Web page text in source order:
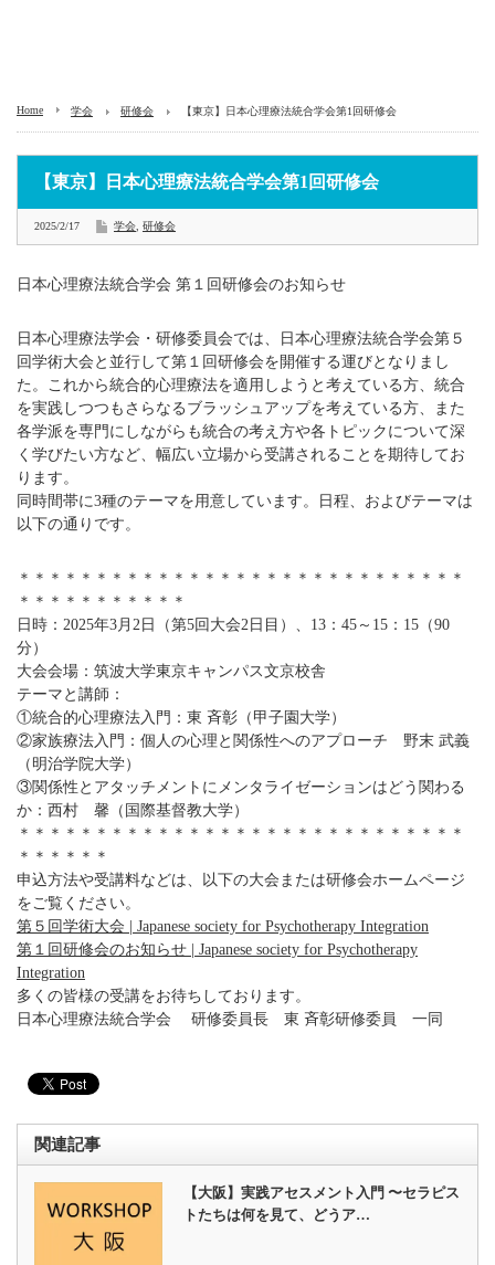
Home 学会 研修会 【東京】日本心理療法統合学会第1回研修会
【東京】日本心理療法統合学会第1回研修会
2025/2/17 学会 研修会
日本心理療法統合学会 第１回研修会のお知らせ
日本心理療法学会・研修委員会では、日本心理療法統合学会第５
回学術大会と並行して第１回研修会を開催する運びとなりまし
た。これから統合的心理療法を適用しようと考えている方、統合
を実践しつつもさらなるブラッシュアップを考えている方、また
各学派を専門にしながらも統合の考え方や各トピックについて深
く学びたい方など、幅広い立場から受講されることを期待してお
ります。
同時間帯に3種のテーマを用意しています。日程、およびテーマは
以下の通りです。
＊＊＊＊＊＊＊＊＊＊＊＊＊＊＊＊＊＊＊＊＊＊＊＊＊＊＊＊＊
＊＊＊＊＊＊＊＊＊＊＊
日時：2025年3月2日（第5回大会2日目）、13：45～15：15（90
分）
大会会場：筑波大学東京キャンパス文京校舎
テーマと講師：
①統合的心理療法入門：東 斉彰（甲子園大学）
②家族療法入門：個人の心理と関係性へのアプローチ 野末 武義
（明治学院大学）
③関係性とアタッチメントにメンタライゼーションはどう関わる
か：西村 馨（国際基督教大学）
＊＊＊＊＊＊＊＊＊＊＊＊＊＊＊＊＊＊＊＊＊＊＊＊＊＊＊＊＊
＊＊＊＊＊＊
申込方法や受講料などは、以下の大会または研修会ホームページ
をご覧ください。
第５回学術大会 | Japanese society for Psychotherapy Integration
第１回研修会のお知らせ | Japanese society for Psychotherapy
Integration
多くの皆様の受講をお待ちしております。
日本心理療法統合学会 研修委員長 東 斉彰研修委員 一同
関連記事
【大阪】実践アセスメント入門 〜セラピス
トたちは何を見て、どうア…